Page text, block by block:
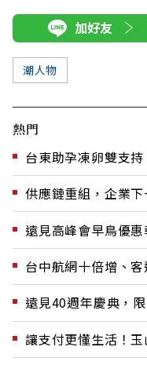
加好友
潮人物
熱門
台東助孕凍卵雙支持
供應鏈重組，企業
遠見高峰會早鳥優惠
台中航網十倍增、
遠見40週年慶典，
讓支付更懂生活！